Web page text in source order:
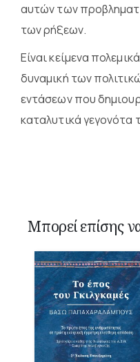
αυτών των
των ρήξεων.
Είναι κείμενα
δυναμική των
εντάσεων που
καταλυτικά γεγονότα
Μπορεί επίσης